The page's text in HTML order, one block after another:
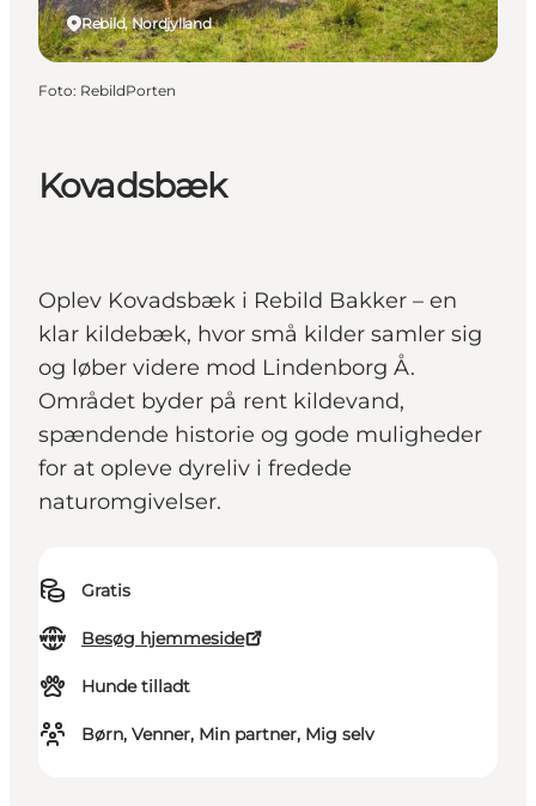
Kovadsbæk
Oplev Kovadsbæk i Rebild Bakker – en
klar kildebæk, hvor små kilder samler sig
og løber videre mod Lindenborg Å.
Området byder på rent kildevand,
spændende historie og gode muligheder
for at opleve dyreliv i fredede
naturomgivelser.
Gratis
Besøg hjemmeside
Hunde tilladt
Børn, Venner, Min partner, Mig selv
Rebild, Nordjylland
Foto: RebildPorten